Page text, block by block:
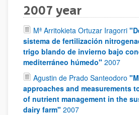
2007 year
Mª Arritokieta Ortuzar Iragorri
sistema de fertilización
trigo blando de invierno bajo
mediterráneo húmedo" 2007
Agustin de Prado Santeodoro
approaches and measurements
of nutrient management in the
dairy farm" 2007